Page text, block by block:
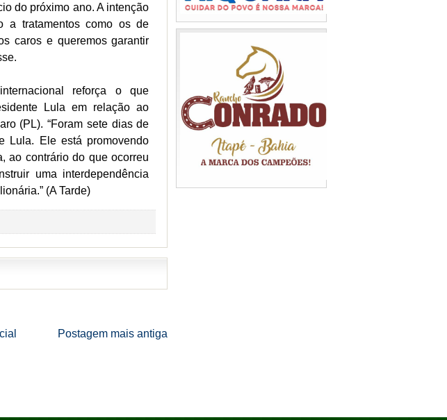
do próximo ano. A intenção
a tratamentos como os de
caros e queremos garantir
reforça o que
Lula em relação ao
(PL). “Foram sete dias de
Lula. Ele está promovendo
ao contrário do que ocorreu
uma interdependência
(A Tarde)
Postagem mais antiga